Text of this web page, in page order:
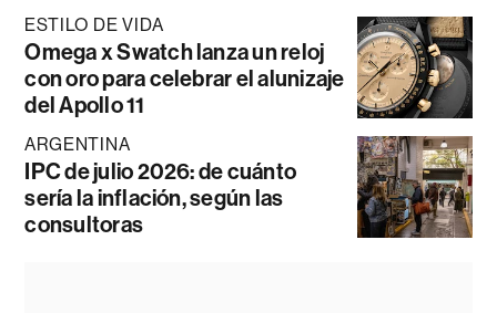
ESTILO DE VIDA
Omega x Swatch lanza un reloj
con oro para celebrar el alunizaje
del Apollo 11
ARGENTINA
IPC de julio 2026: de cuánto
sería la inflación, según las
consultoras